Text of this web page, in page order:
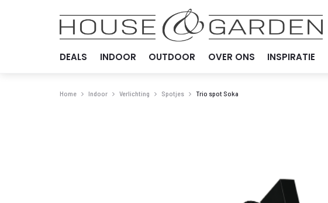
DEALS INDOOR OUTDOOR OVER ONS INSPIRATIE
Home Indoor Verlichting Spotjes Trio spot Soka